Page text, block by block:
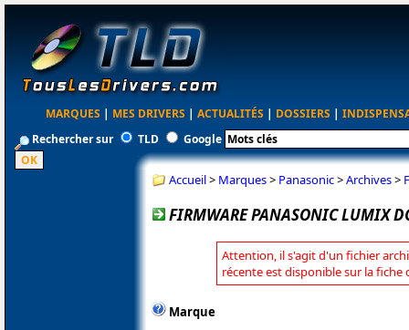
MARQUES | MES DRIVERS | ACTUALITÉS | DOSSIERS |
Rechercher sur
TLD Google
Accueil> Marques> Panasonic>Archives>
FIRMWARE PANASONIC LUMIX
Attention, il s'agit d'un fichier
récente est disponible sur la fiche
Marque